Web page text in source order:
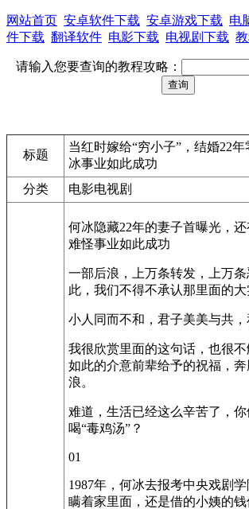
网站首页 安卓软件下载 安卓游戏下载 电
件下载 翻译软件 电影下载 电视剧下载
请输入您要查询的教程攻略：
标题
当红时嫁给“穷小子”，结婚22
冰事业如此成功
分类
电影电视剧
何冰隐藏22年的妻子首曝光，还
难怪事业如此成功
一部后浪，上万条转发，上万
此，我们不得不承认那里面的大
小人同而不和，君子美美与共，
我很欣赏里面的这句话，也很
如此的介意前辈给予的祝福，
浪。
难道，生活已经这么辛苦了，
喝“毒鸡汤”？
01
1987年，何冰去报考中央戏剧
瞒着家里面，还是借的小姨的钱